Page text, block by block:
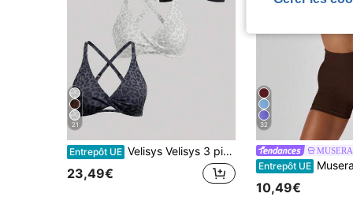
21
Entrepôt UE Velisys Velisys 3 pièces Soutien-gorge de sport de yoga sans couture, imprimé léopard torsadé devant, noir et blanc, été, sexy, hauts d'entraînement de gym pour femmes, soutien-gorge intégré push-up, ensemble de vêtements de gym
23,49€
32
MUSERA
Entrepôt UE Musera Sport Soutien-gorge de sport à dos ouvert et buste froncé,
10,49€